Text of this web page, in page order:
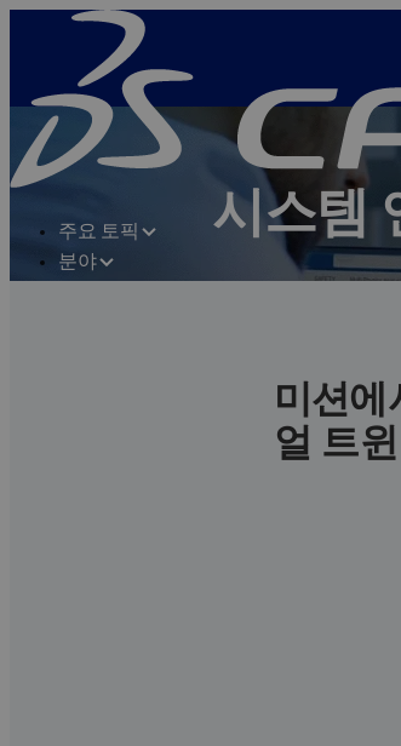
주요 토픽
분야
시스템
CATIA 사용자
미션에
얼 트